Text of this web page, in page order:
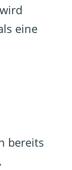
eine
bereits